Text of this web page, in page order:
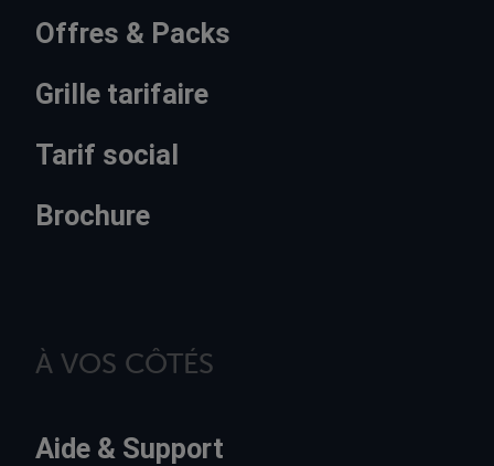
Offres & Packs
Grille tarifaire
Tarif social
Brochure
À VOS CÔTÉS
Aide & Support